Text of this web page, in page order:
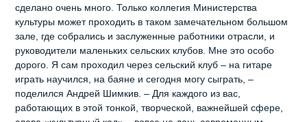
сделано очень много. Только коллегия Министерства
культуры может проходить в таком замечательном большом
зале, где собрались и заслуженные работники отрасли, и
руководители маленьких сельских клубов. Мне это особо
дорого. Я сам проходил через сельский клуб – на гитаре
играть научился, на баяне и сегодня могу сыграть, –
поделился Андрей Шимкив. – Для каждого из вас,
работающих в этой тонкой, творческой, важнейшей сфере,